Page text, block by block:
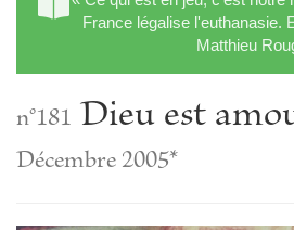
France légalise l'euthanasie.
Matthieu
n°181 Dieu est
Décembre 2005*